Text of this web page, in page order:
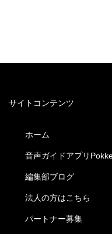
サイトコンテンツ
ホーム
音声ガイドアプリ
編集部ブログ
法人の方はこちら
パートナー募集